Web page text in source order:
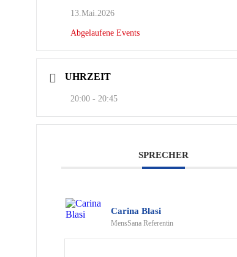
13.Mai.2026
Abgelaufene Events
UHRZEIT
20:00 - 20:45
SPRECHER
Carina Blasi
MensSana Referentin